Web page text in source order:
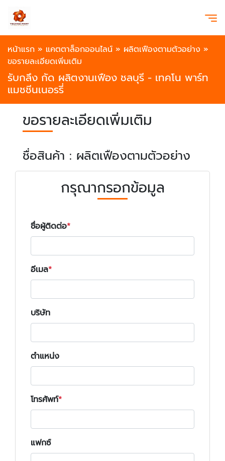
หน้าแรก » แคตตาล็อกออนไลน์ » ผลิตเฟืองตามตัวอย่าง »
ขอรายละเอียดเพิ่มเติม
รับกลึง กัด ผลิตงานเฟือง ชลบุรี - เทคโน พาร์ท
แมชชีนเนอรรี่
ขอรายละเอียดเพิ่มเติม
ชื่อสินค้า : ผลิตเฟืองตามตัวอย่าง
กรุณากรอกข้อมูล
ชื่อผู้ติดต่อ
อีเมล
บริษัท
ตำแหน่ง
โทรศัพท์
แฟกซ์